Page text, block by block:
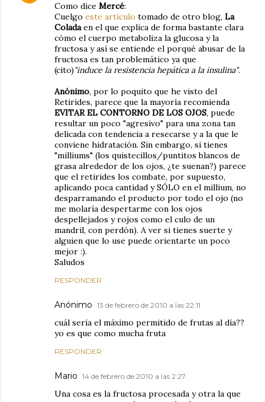
Como dice Mercé:
Cuelgo este artículo tomado de otro blog, La
Coladaen el que explica de forma bastante clara
cómo el cuerpo metaboliza la glucosa y la
fructosa y así se entiende el porqué abusar de la
fructosa es tan problemático ya que
(cito)"induce la resistencia hepática a la insulina".
Anónimo, por lo poquito que he visto del
Retirides, parece que la mayoría recomienda
EVITAR EL CONTORNO DE LOS OJOS, puede
resultar un poco "agresivo" para una zona tan
delicada con tendencia a resecarse y a la que le
conviene hidratación. Sin embargo, si tienes
"milliums" (los quistecillos/puntitos blancos de
grasa alrededor de los ojos, ¿te suenan?) parece
que el retirides los combate, por supuesto,
aplicando poca cantidad y SÓLO en el millium, no
desparramando el producto por todo el ojo (no
me molaría despertarme con los ojos
despellejados y rojos como el culo de un
mandril, con perdón). A ver si tienes suerte y
alguien que lo use puede orientarte un poco
mejor :).
Saludos
RESPONDER
Anónimo 13 de febrero de 2010 a las 22:11
cuál sería el máximo permitido de frutas al día??
yo es que como mucha fruta
RESPONDER
Mario 14 de febrero de 2010 a las 2:27
Una cosa es la fructosa procesada y otra la que